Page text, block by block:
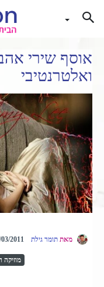
אוסף שירי
ואלטרנטיבי
מוזיקה
מאת תומר גילת 2011